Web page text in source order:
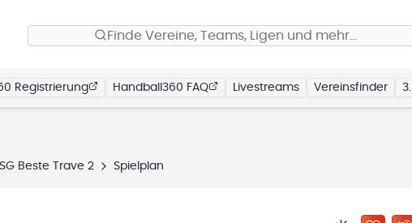
Finde Vereine, Teams, Ligen und mehr…
Registrierung Handball360 FAQ Livestreams Vereinsfinder
Beste Trave 2 Spielplan